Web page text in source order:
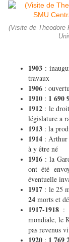
(Visite de Theodore
1903 :
travaux
1906 :
1910 : 1 690
1912 : le
législature a
1913 : la
1914 : Arthur
à y être né
1916 : la
ont été
éventuelle
1917 : le 25
24 morts et
1917-1918 :
mondiale, le
pas revenus
1920 : 1 769